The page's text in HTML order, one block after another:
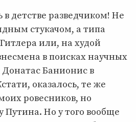
в детстве разведчиком! Не
стукачом, а типа
или, на худой
в поисках научных
Банионис в
оказалось, те же
ровесников, но
Путина. Но у того вообще